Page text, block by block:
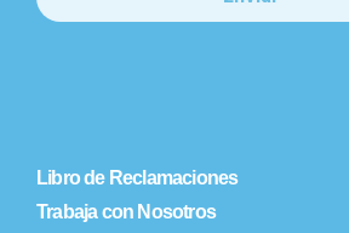
Libro de Reclamaciones
Trabaja con Nosotros